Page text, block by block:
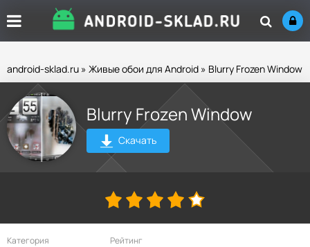
android-sklad.ru » Живые обои для Android » Blurry Frozen Window
Blurry Frozen Window
Скачать
Категория Рейтинг